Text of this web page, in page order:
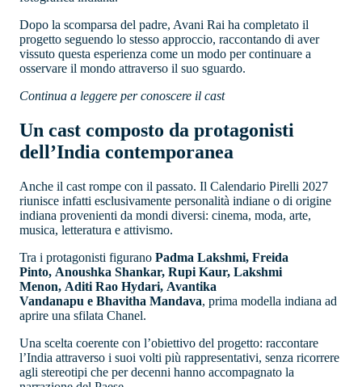
Dopo la scomparsa del padre, Avani Rai ha completato il
progetto seguendo lo stesso approccio, raccontando di aver
vissuto questa esperienza come un modo per continuare a
osservare il mondo attraverso il suo sguardo.
Continua a leggere per conoscere il cast
Un cast composto da protagonisti
dell’India contemporanea
Anche il cast rompe con il passato. Il Calendario Pirelli 2027
riunisce infatti esclusivamente personalità indiane o di origine
indiana provenienti da mondi diversi: cinema, moda, arte,
musica, letteratura e attivismo.
Tra i protagonisti figurano Padma Lakshmi, Freida
Pinto, Anoushka Shankar, Rupi Kaur, Lakshmi
Menon, Aditi Rao Hydari, Avantika
Vandanapu e Bhavitha Mandava, prima modella indiana ad
aprire una sfilata Chanel.
Una scelta coerente con l’obiettivo del progetto: raccontare
l’India attraverso i suoi volti più rappresentativi, senza ricorrere
agli stereotipi che per decenni hanno accompagnato la